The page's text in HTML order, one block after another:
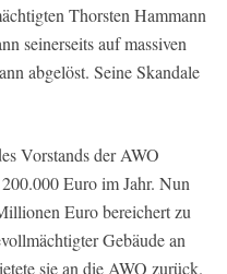
Thorsten Hammann
seinerseits auf massiven
abgelöst. Seine Skandale
Vorstands der AWO
Euro im Jahr. Nun
Euro bereichert zu
Gebäude an
sie an die AWO zurück.